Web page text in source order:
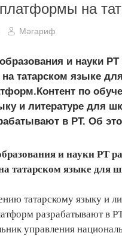
на
Мәгариф
и науки РТ
татарском языке для
по
и литературе для
в РТ. Об
и науки РТ
татарском языке для
татарскому языку и
разрабатывают в
управления